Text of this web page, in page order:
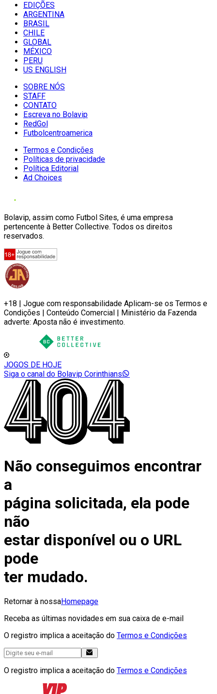
EDIÇÕES
ARGENTINA
BRASIL
CHILE
GLOBAL
MÉXICO
PERU
US ENGLISH
SOBRE NÓS
STAFF
CONTATO
Escreva no Bolavip
RedGol
Futbolcentroamerica
Termos e Condições
Políticas de privacidade
Política Editorial
Ad Choices
Bolavip, assim como Futbol Sites, é uma empresa
pertencente à Better Collective. Todos os direitos
reservados.
+18 | Jogue com responsabilidade Aplicam-se os Termos e
Condições | Conteúdo Comercial | Ministério da Fazenda
adverte: Aposta não é investimento.
JOGOS DE HOJE
Siga o canal do Bolavip Corinthians
Não conseguimos encontrar
a
página solicitada, ela pode
não
estar disponível ou o URL
pode
ter mudado.
Retornar à nossaHomepage
Receba as últimas novidades em sua caixa de e-mail
O registro implica a aceitação do Termos e Condições
O registro implica a aceitação do Termos e Condições